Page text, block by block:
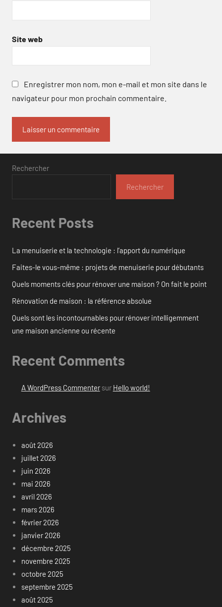
Site web
Enregistrer mon nom, mon e-mail et mon site dans le
navigateur pour mon prochain commentaire.
Rechercher
Rechercher
Recent Posts
La menuiserie et la technologie : l’apport du numérique
Faites-le vous-même : projets de menuiserie pour débutants
Quels moments clés pour rénover une maison ? On fait le point
Rénovation de maison : la référence absolue
Quels sont les incontournables pour rénover intelligemment
une maison ancienne ou récente
Recent Comments
A WordPress Commentersur Hello world!
Archives
août 2026
juillet 2026
juin 2026
mai 2026
avril 2026
mars 2026
février 2026
janvier 2026
décembre 2025
novembre 2025
octobre 2025
septembre 2025
août 2025